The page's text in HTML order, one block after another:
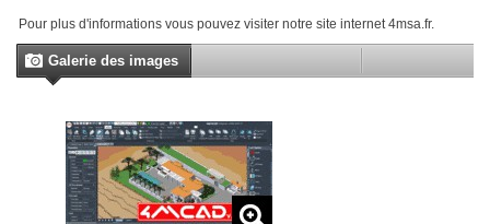
Pour plus d'informations vous pouvez visiter notre site internet 4msa.fr.
Galerie des images